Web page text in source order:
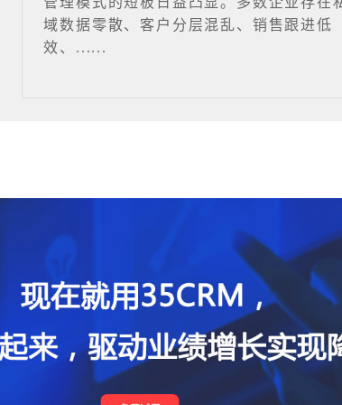
域数据零散、客户分层混乱、销售跟进低
效、......